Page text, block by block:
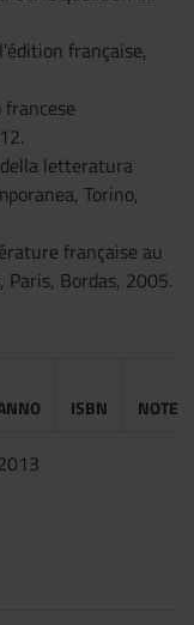
française,
letteratura
Torino,
française au
Bordas, 2005.
ISBN NOTE